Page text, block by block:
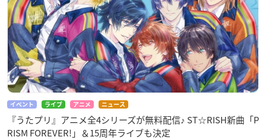
イベント ライブ アニメ ニュース
『うたプリ』アニメ全4シリーズが無料配信♪ ST☆RISH新曲「P
RISM FOREVER!」＆15周年ライブも決定